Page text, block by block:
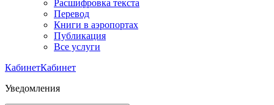
Расшифровка текста
Перевод
Книги в аэропортах
Публикация
Все услуги
КабинетКабинет
Уведомления